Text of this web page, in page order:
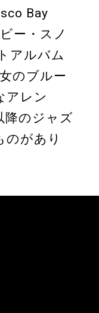
Bay
ー・スノ
アルバム
のブルー
アレン
降のジャズ
のがあり